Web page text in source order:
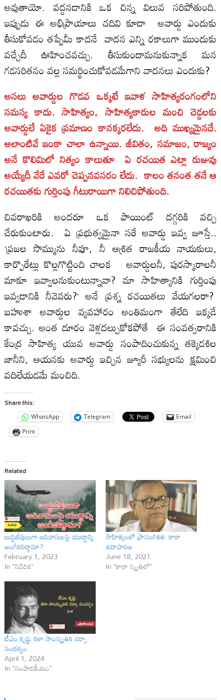
అవుతాయో. వద్దనడానికి ఒక చిన్న విలువ సరిపోతుంది.
ఇప్పుడు ఈ అభిప్రాయాలు చదివి కూడా అవార్డు ఎందుకు
తీసుకోవడం తప్పేమీ కాదనే వాదన ఎన్ని రకాలుగా ముందుకు
వచ్చేదీ ఊహించవచ్చు. తీసుకుందామనుకున్నాక మన
గడసరితనం వల్ల సమర్థించుకోవడమేగాని వాదనలు ఎందుకు?
అసలు అవార్డుల గొడవ ఒక్కటే ఇవాళ సాహిత్యరంగంలోని
సమస్య కాదు. సాహిత్యం, సాహిత్యకారుల మంచి చెడ్డలకు
అవార్డులే ఏకైక ప్రమాణం కానక్కరలేదు. అది ముఖ్యమైనదే.
అలాంటివే ఇంకా చాలా ఉన్నాయి. జీవితం, సమాజం, రాజ్యం
అనే కొలిమిలో నిత్యం కాలుతూ ఏ రచయిత ఎట్లా రుజువు
అయ్యేదీ వేరే ఎవరో చెప్పనవసరం లేదు. కాలం తనంత తనే ఆ
రచయితకు గుర్తింపు గీటురాయిగా నిలిచిపోతుంది.
చివరాఖరికి అందరూ ఒక పాయింట్‌ దగ్గరికి వచ్చి
చేరుకుంటారు. ఏ ప్రభుత్వమైనా సరే అవార్డు ఇవ్వ జూస్తే..
‘ప్రజల సొమ్మును నీవూ, నీ ఆశ్రిత రాజకీయ నాయకులు,
కార్పొరేట్లు కొల్లగొట్టింది చాలక అవార్డులనీ, పురస్కారాలనీ
మాకూ ఇవ్వాలనుకుంటున్నావా? మా సాహిత్యానికి గుర్తింపు
ఇవ్వడానికి నీవెవరు?’ అనే ప్రశ్న రచయితలు వేయగలరా?
బహుశా అవార్డుల వ్యవహారం అంతిమంగా తేలేది ఇక్కడే
కావచ్చు. అంత దూరం వెళ్లదల్చుకోకపోతే ఈ సంవత్సరానికి
కేంద్ర సాహిత్య యువ అవార్డు సంపాదించుకున్న తక్కెడశిల
జానీని, ఆయనకు అవార్డు ఇచ్చిన జ్యూరీ సభ్యులను క్షమించి
వదిలేయడమే మంచిది.
Share this:
WhatsApp Telegram
Email
Print
Related
బుద్ధిజీవులుగా ఆదివాసులపై యుద్ధాన్ని
అంగీకరిద్దామా?
February 1, 2023
In "నివేదిక"
సాహిత్యంలో ప్రాసంగికత: కారా
ఉదాహరణ
June 18, 2021
In "కారా స్మృతిలో"
టీఎం కృష్ణ: కళా సాంస్కృతిక చర్చా
సందర్భం
April 1, 2024
In "సంపాదకీయం"